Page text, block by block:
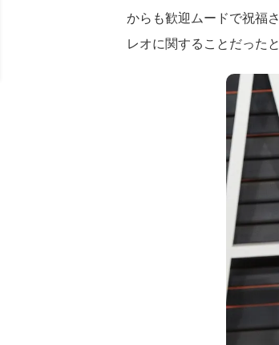
からも歓迎ムードで祝福
レオに関することだったと